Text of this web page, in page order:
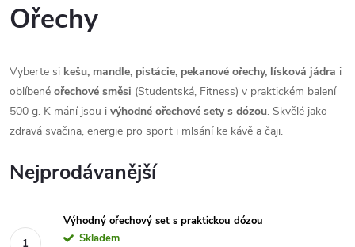
Ořechy
Vyberte si kešu, mandle, pistácie, pekanové ořechy, lísková jádra i
oblíbené ořechové směsi (Studentská, Fitness) v praktickém balení
500 g. K mání jsou i výhodné ořechové sety s dózou. Skvělé jako
zdravá svačina, energie pro sport i mlsání ke kávě a čaji.
Nejprodávanější
Výhodný ořechový set s praktickou dózou
Skladem